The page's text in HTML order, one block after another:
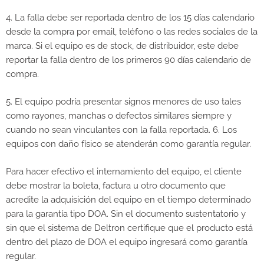
4. La falla debe ser reportada dentro de los 15 días calendario
desde la compra por email, teléfono o las redes sociales de la
marca. Si el equipo es de stock, de distribuidor, este debe
reportar la falla dentro de los primeros 90 días calendario de
compra.
5. El equipo podría presentar signos menores de uso tales
como rayones, manchas o defectos similares siempre y
cuando no sean vinculantes con la falla reportada. 6. Los
equipos con daño físico se atenderán como garantía regular.
Para hacer efectivo el internamiento del equipo, el cliente
debe mostrar la boleta, factura u otro documento que
acredite la adquisición del equipo en el tiempo determinado
para la garantía tipo DOA. Sin el documento sustentatorio y
sin que el sistema de Deltron certifique que el producto está
dentro del plazo de DOA el equipo ingresará como garantía
regular.